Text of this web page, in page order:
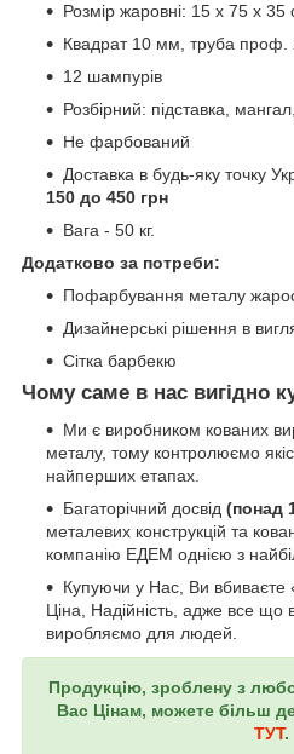
Розмір жаровні: 15 х 75 х
Квадрат 10 мм, труба
12 шампурів
Розбірний: підставка,
Не фарбований
Доставка в будь-яку точку
150 до 450 грн
Вага - 50 кг.
Додатково за потреби:
Пофарбування металу
Дизайнерські рішення в
Сітка барбекю
Чому саме в нас вигідно
Ми є виробником кованих
металу, тому контролюємо
найперших етапах.
Багаторічний досвід (понад
металевих конструкцій та
компанію ЕДЕМ однією з
Купуючи у Нас, Ви вбиваєте
Ціна, Надійність, адже все
виробляємо для людей.
Продукцію, зроблену з
Вас Цінам, можете більш
ТУТ.